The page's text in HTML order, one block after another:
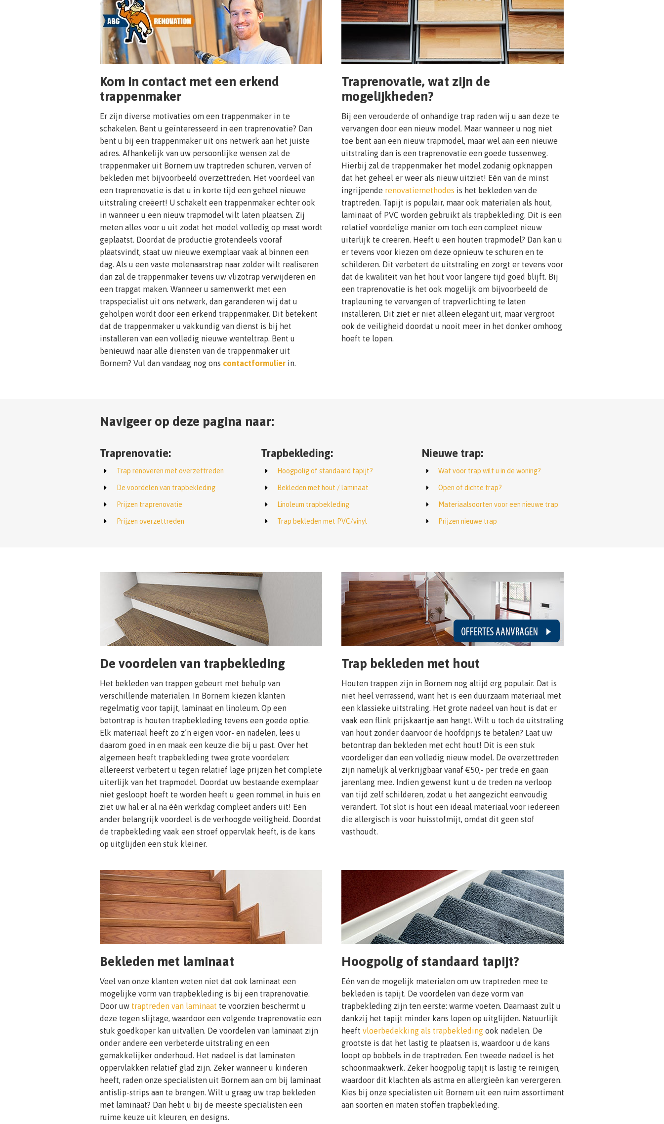
Kom in contact met een erkend
trappenmaker
Er zijn diverse motivaties om een trappenmaker in te
schakelen. Bent u geïnteresseerd in een traprenovatie? Dan
bent u bij een trappenmaker uit ons netwerk aan het juiste
adres. Afhankelijk van uw persoonlijke wensen zal de
trappenmaker uit Bornem uw traptreden schuren, verven of
bekleden met bijvoorbeeld overzettreden. Het voordeel van
een traprenovatie is dat u in korte tijd een geheel nieuwe
uitstraling creëert! U schakelt een trappenmaker echter ook
in wanneer u een nieuw trapmodel wilt laten plaatsen. Zij
meten alles voor u uit zodat het model volledig op maat wordt
geplaatst. Doordat de productie grotendeels vooraf
plaatsvindt, staat uw nieuwe exemplaar vaak al binnen een
dag. Als u een vaste molenaarstrap naar zolder wilt realiseren
dan zal de trappenmaker tevens uw vlizotrap verwijderen en
een trapgat maken. Wanneer u samenwerkt met een
trapspecialist uit ons netwerk, dan garanderen wij dat u
geholpen wordt door een erkend trappenmaker. Dit betekent
dat de trappenmaker u vakkundig van dienst is bij het
installeren van een volledig nieuwe wenteltrap. Bent u
benieuwd naar alle diensten van de trappenmaker uit
Bornem? Vul dan vandaag nog ons contactformulier in.
Traprenovatie, wat zijn de
mogelijkheden?
Bij een verouderde of onhandige trap raden wij u aan deze te
vervangen door een nieuw model. Maar wanneer u nog niet
toe bent aan een nieuw trapmodel, maar wel aan een nieuwe
uitstraling dan is een traprenovatie een goede tussenweg.
Hierbij zal de trappenmaker het model zodanig opknappen
dat het geheel er weer als nieuw uitziet! Eén van de minst
ingrijpende renovatiemethodes is het bekleden van de
traptreden. Tapijt is populair, maar ook materialen als hout,
laminaat of PVC worden gebruikt als trapbekleding. Dit is een
relatief voordelige manier om toch een compleet nieuw
uiterlijk te creëren. Heeft u een houten trapmodel? Dan kan u
er tevens voor kiezen om deze opnieuw te schuren en te
schilderen. Dit verbetert de uitstraling en zorgt er tevens voor
dat de kwaliteit van het hout voor langere tijd goed blijft. Bij
een traprenovatie is het ook mogelijk om bijvoorbeeld de
trapleuning te vervangen of trapverlichting te laten
installeren. Dit ziet er niet alleen elegant uit, maar vergroot
ook de veiligheid doordat u nooit meer in het donker omhoog
hoeft te lopen.
Navigeer op deze pagina naar:
Traprenovatie:
Trap renoveren met overzettreden
De voordelen van trapbekleding
Prijzen traprenovatie
Prijzen overzettreden
Trapbekleding:
Hoogpolig of standaard tapijt?
Bekleden met hout / laminaat
Linoleum trapbekleding
Trap bekleden met PVC/vinyl
Nieuwe trap:
Wat voor trap wilt u in de woning?
Open of dichte trap?
Materiaalsoorten voor een nieuwe trap
Prijzen nieuwe trap
De voordelen van trapbekleding
Het bekleden van trappen gebeurt met behulp van
verschillende materialen. In Bornem kiezen klanten
regelmatig voor tapijt, laminaat en linoleum. Op een
betontrap is houten trapbekleding tevens een goede optie.
Elk materiaal heeft zo z’n eigen voor- en nadelen, lees u
daarom goed in en maak een keuze die bij u past. Over het
algemeen heeft trapbekleding twee grote voordelen:
allereerst verbetert u tegen relatief lage prijzen het complete
uiterlijk van het trapmodel. Doordat uw bestaande exemplaar
niet gesloopt hoeft te worden heeft u geen rommel in huis en
ziet uw hal er al na één werkdag compleet anders uit! Een
ander belangrijk voordeel is de verhoogde veiligheid. Doordat
de trapbekleding vaak een stroef oppervlak heeft, is de kans
op uitglijden een stuk kleiner.
Trap bekleden met hout
Houten trappen zijn in Bornem nog altijd erg populair. Dat is
niet heel verrassend, want het is een duurzaam materiaal met
een klassieke uitstraling. Het grote nadeel van hout is dat er
vaak een flink prijskaartje aan hangt. Wilt u toch de uitstraling
van hout zonder daarvoor de hoofdprijs te betalen? Laat uw
betontrap dan bekleden met echt hout! Dit is een stuk
voordeliger dan een volledig nieuw model. De overzettreden
zijn namelijk al verkrijgbaar vanaf €50,- per trede en gaan
jarenlang mee. Indien gewenst kunt u de treden na verloop
van tijd zelf schilderen, zodat u het aangezicht eenvoudig
verandert. Tot slot is hout een ideaal materiaal voor iedereen
die allergisch is voor huisstofmijt, omdat dit geen stof
vasthoudt.
Bekleden met laminaat
Veel van onze klanten weten niet dat ook laminaat een
mogelijke vorm van trapbekleding is bij een traprenovatie.
Door uw traptreden van laminaat te voorzien beschermt u
deze tegen slijtage, waardoor een volgende traprenovatie een
stuk goedkoper kan uitvallen. De voordelen van laminaat zijn
onder andere een verbeterde uitstraling en een
gemakkelijker onderhoud. Het nadeel is dat laminaten
oppervlakken relatief glad zijn. Zeker wanneer u kinderen
heeft, raden onze specialisten uit Bornem aan om bij laminaat
antislip-strips aan te brengen. Wilt u graag uw trap bekleden
met laminaat? Dan hebt u bij de meeste specialisten een
ruime keuze uit kleuren, en designs.
Hoogpolig of standaard tapijt?
Eén van de mogelijk materialen om uw traptreden mee te
bekleden is tapijt. De voordelen van deze vorm van
trapbekleding zijn ten eerste: warme voeten. Daarnaast zult u
dankzij het tapijt minder kans lopen op uitglijden. Natuurlijk
heeft vloerbedekking als trapbekledingook nadelen. De
grootste is dat het lastig te plaatsen is, waardoor u de kans
loopt op bobbels in de traptreden. Een tweede nadeel is het
schoonmaakwerk. Zeker hoogpolig tapijt is lastig te reinigen,
waardoor dit klachten als astma en allergieën kan verergeren.
Kies bij onze specialisten uit Bornem uit een ruim assortiment
aan soorten en maten stoffen trapbekleding.